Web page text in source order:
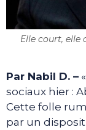
Elle court, elle
Par Nabil D. –
sociaux hier :
Cette folle
par un